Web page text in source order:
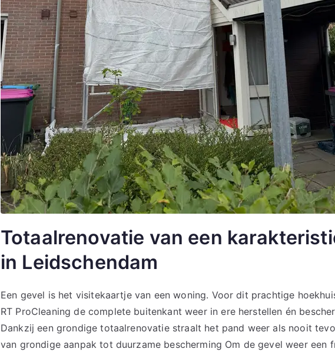
Totaalrenovatie van een
in Leidschendam
Een gevel is het visitekaartje van een woning. Voor dit prachtige
RT ProCleaning de complete buitenkant weer in ere herstellen én
Dankzij een grondige totaalrenovatie straalt het pand weer als nooit
van grondige aanpak tot duurzame bescherming Om de gevel weer een